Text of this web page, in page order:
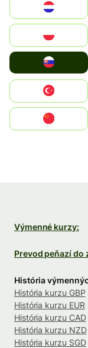
United States
中國香港特別行政區
Výmenné kurzy:
Prevod peňazí do
História
História kurzu GBP
História kurzu EUR
História kurzu CAD
História kurzu NZD
História kurzu SGD